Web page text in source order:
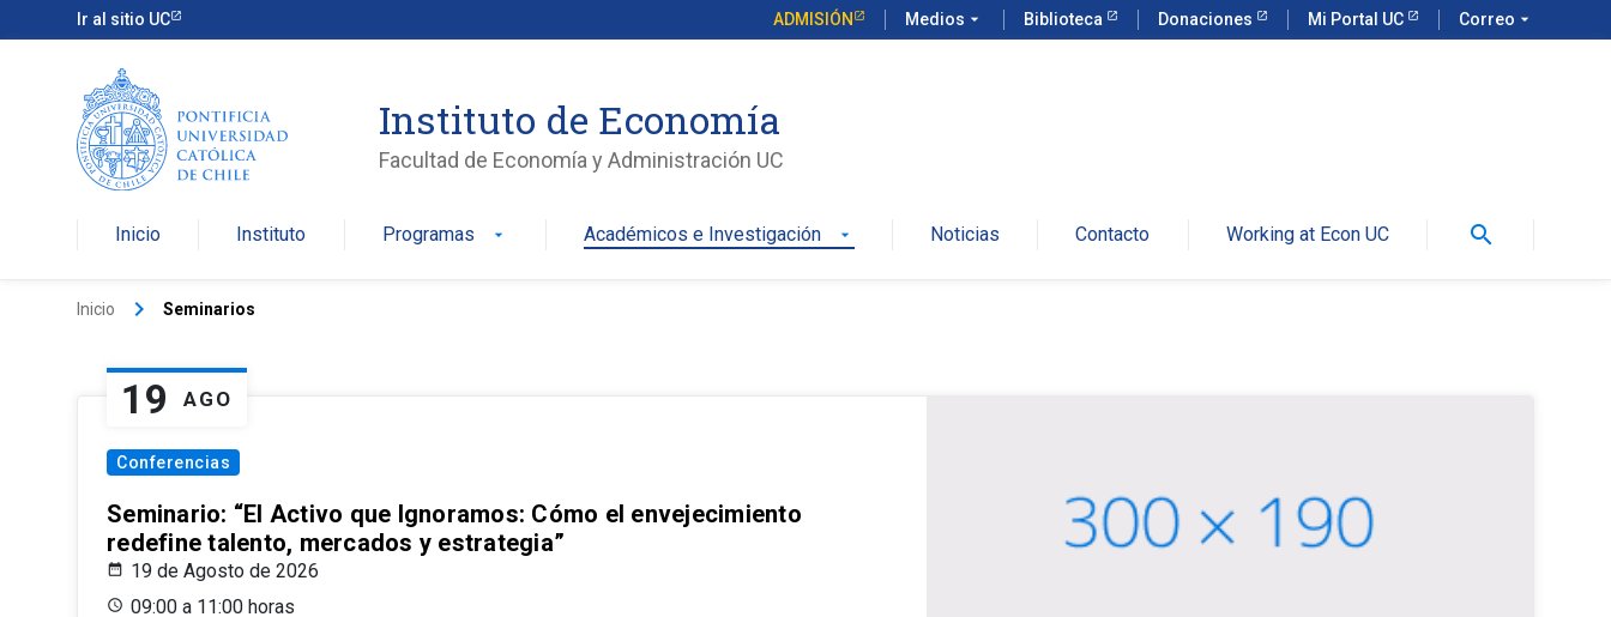
Ir al sitio UC ADMISIÓN Medios arrow_drop_down Biblioteca Donaciones Mi Portal UC Correo arrow_drop_down
Instituto de Economía
Facultad de Economía y Administración UC
Inicio Instituto Programas arrow_drop_down Académicos e Investigación arrow_drop_down Noticias Contacto Working at Econ UC search
Inicio keyboard_arrow_right Seminarios
19 AGO
Conferencias
Seminario: “El Activo que Ignoramos: Cómo el envejecimiento
redefine talento, mercados y estrategia”
19 de Agosto de 2026
09:00 a 11:00 horas